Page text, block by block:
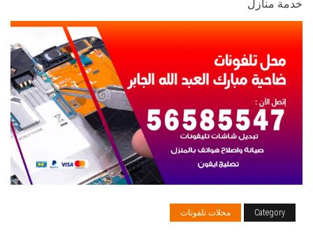
خدمة منازل
Category محلات تلفونات